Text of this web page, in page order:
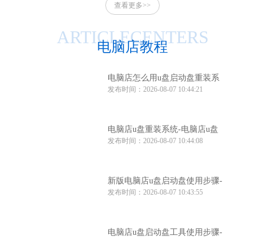
查看更多>>
电脑店教程
ARTICLECENTERS
电脑店怎么用u盘启动盘重装系
统-电脑店怎么使用u盘重装系统
发布时间：2026-08-07 10:44:21
电脑店u盘重装系统-电脑店u盘
重装系统步骤
发布时间：2026-08-07 10:44:08
新版电脑店u盘启动盘使用步骤-
电脑店u盘启动教程
发布时间：2026-08-07 10:43:55
电脑店u盘启动盘工具使用步骤-